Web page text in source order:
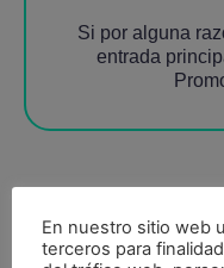
Si por alguna
entrada
En nuestro sitio web
terceros para